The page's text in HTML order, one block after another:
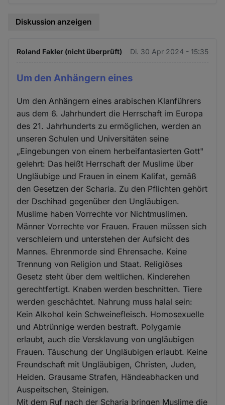
Diskussion anzeigen
Roland Fakler (nicht überprüft) Di. 30 Apr 2024 - 15:35
Um den Anhängern eines
Um den Anhängern eines arabischen Klanführers
aus dem 6. Jahrhundert die Herrschaft im Europa
des 21. Jahrhunderts zu ermöglichen, werden an
unseren Schulen und Universitäten seine
„Eingebungen von einem herbeifantasierten Gott"
gelehrt: Das heißt Herrschaft der Muslime über
Ungläubige und Frauen in einem Kalifat, gemäß
den Gesetzen der Scharia. Zu den Pflichten gehört
der Dschihad gegenüber den Ungläubigen.
Muslime haben Vorrechte vor Nichtmuslimen.
Männer Vorrechte vor Frauen. Frauen müssen sich
verschleiern und unterstehen der Aufsicht des
Mannes. Ehrenmorde sind Ehrensache. Keine
Trennung von Religion und Staat. Religiöses
Gesetz steht über dem weltlichen. Kinderehen
gerechtfertigt. Knaben werden beschnitten. Tiere
werden geschächtet. Nahrung muss halal sein:
Kein Alkohol kein Schweinefleisch. Homosexuelle
und Abtrünnige werden bestraft. Polygamie
erlaubt, auch die Versklavung von ungläubigen
Frauen. Täuschung der Ungläubigen erlaubt. Keine
Freundschaft mit Ungläubigen, Christen, Juden,
Heiden. Grausame Strafen, Händeabhacken und
Auspeitschen, Steinigen.
Mit dem Ruf nach der Scharia bringen Muslime die